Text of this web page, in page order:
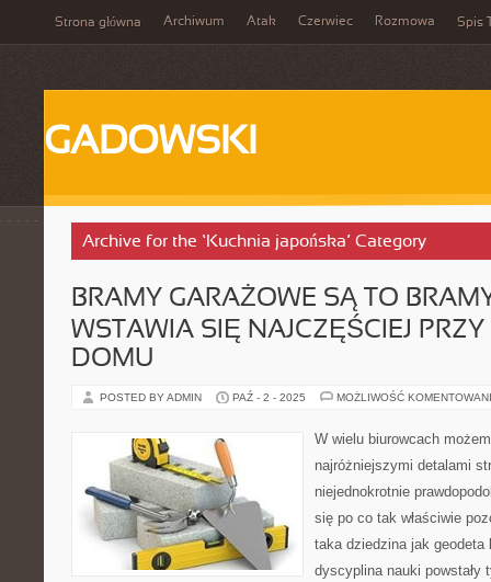
Strona główna Archiwum Atak Czerwiec Rozmowa Spis
GADOWSKI
Archive for the ‘Kuchnia japońska’ Category
BRAMY GARAŻOWE SĄ TO
WSTAWIA SIĘ NAJCZĘŚCIEJ
DOMU
POSTED BY ADMIN PAŹ - 2 - 2025 MOŻLIWOŚĆ
W wielu biurowcach
najróżniejszymi detalami
niejednokrotnie
się po co tak właściwie
taka dziedzina jak geodeta
dyscyplina nauki powstały